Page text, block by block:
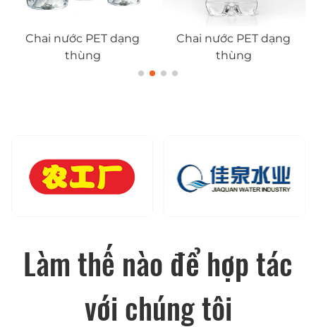
Chai nước PET dạng
thùng
Chai nước PET dạng
thùng
Làm thế nào để hợp tác
với chúng tôi